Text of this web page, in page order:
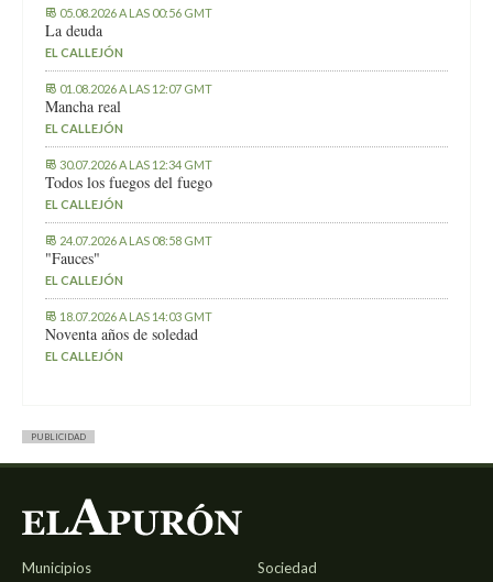
05.08.2026 A LAS 00:56 GMT
La deuda
EL CALLEJÓN
01.08.2026 A LAS 12:07 GMT
Mancha real
EL CALLEJÓN
30.07.2026 A LAS 12:34 GMT
Todos los fuegos del fuego
EL CALLEJÓN
24.07.2026 A LAS 08:58 GMT
"Fauces"
EL CALLEJÓN
18.07.2026 A LAS 14:03 GMT
Noventa años de soledad
EL CALLEJÓN
PUBLICIDAD
Municipios
Sociedad